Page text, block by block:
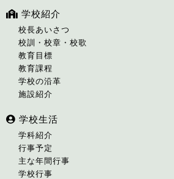
学校紹介
校長あいさつ
校訓・校章・校歌
教育目標
教育課程
学校の沿革
施設紹介
学校生活
学科紹介
行事予定
主な年間行事
学校行事